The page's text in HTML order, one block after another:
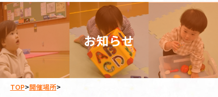
お知らせ
TOP>開催場所>